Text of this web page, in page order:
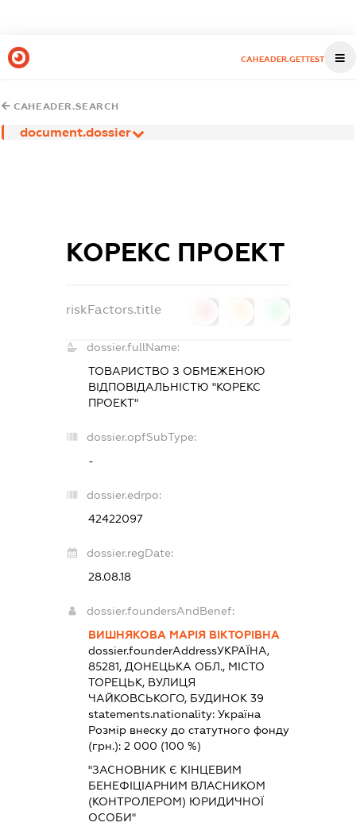
CAHEADER.GETTEST
CAHEADER.SEARCH
document.dossier
КОРЕКС ПРОЕКТ
riskFactors.title
dossier.fullName:
ТОВАРИСТВО З ОБМЕЖЕНОЮ
ВІДПОВІДАЛЬНІСТЮ "КОРЕКС
ПРОЕКТ"
dossier.opfSubType:
-
dossier.edrpo:
42422097
dossier.regDate:
28.08.18
dossier.foundersAndBenef:
ВИШНЯКОВА МАРІЯ ВІКТОРІВНА
dossier.founderAddressУКРАЇНА,
85281, ДОНЕЦЬКА ОБЛ., МІСТО
ТОРЕЦЬК, ВУЛИЦЯ
ЧАЙКОВСЬКОГО, БУДИНОК 39
statements.nationality: Україна
Розмір внеску до статутного фонду
(грн.): 2 000 (100 %)
"ЗАСНОВНИК Є КІНЦЕВИМ
БЕНЕФІЦІАРНИМ ВЛАСНИКОМ
(КОНТРОЛЕРОМ) ЮРИДИЧНОЇ
ОСОБИ"